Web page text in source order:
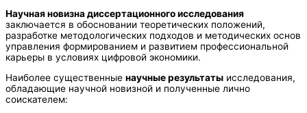
Научная новизна диссертационного исследования
заключается в обосновании теоретических положений,
разработке методологических подходов и методических основ
управления формированием и развитием профессиональной
карьеры в условиях цифровой экономики.
Наиболее существенные научные результаты исследования,
обладающие научной новизной и полученные лично
соискателем: